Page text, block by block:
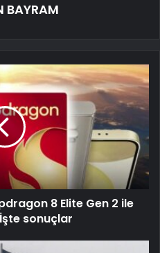
BAYRAM
8 Elite Gen 2 ile
sonuçlar